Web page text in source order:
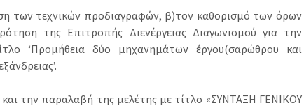
των τεχνικών προδιαγραφών, β)τον καθορισμό των όρων
της Επιτροπής Διενέργειας Διαγωνισμού για την
‘Προμήθεια δύο μηχανημάτων έργου(σαρώθρου και
την παραλαβή της μελέτης με τίτλο «ΣΥΝΤΑΞΗ ΓΕΝΙΚΟΥ